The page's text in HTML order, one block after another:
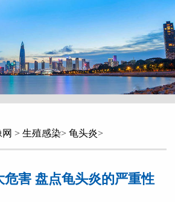
> 生殖感染> 龟头炎>
危害 盘点龟头炎的严重性